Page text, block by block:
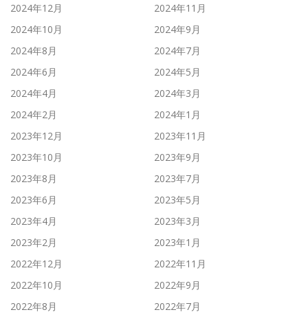
2024年12月
2024年11月
2024年10月
2024年9月
2024年8月
2024年7月
2024年6月
2024年5月
2024年4月
2024年3月
2024年2月
2024年1月
2023年12月
2023年11月
2023年10月
2023年9月
2023年8月
2023年7月
2023年6月
2023年5月
2023年4月
2023年3月
2023年2月
2023年1月
2022年12月
2022年11月
2022年10月
2022年9月
2022年8月
2022年7月